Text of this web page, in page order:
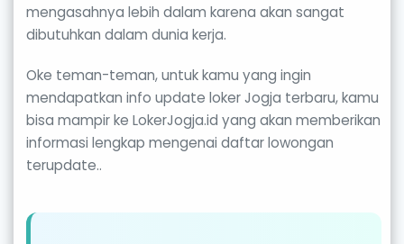
mengasahnya lebih dalam karena akan sangat
dibutuhkan dalam dunia kerja.
Oke teman-teman, untuk kamu yang ingin
mendapatkan info update loker Jogja terbaru, kamu
bisa mampir ke LokerJogja.id yang akan memberikan
informasi lengkap mengenai daftar lowongan
terupdate..